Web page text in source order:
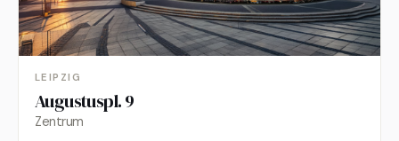
LEIPZIG
Augustuspl. 9
Zentrum